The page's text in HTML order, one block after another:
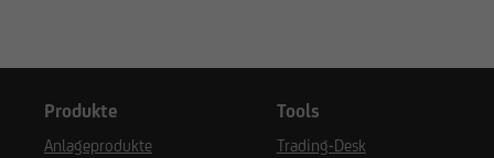
Produkte
Anlageprodukte
Tools
Trading-Desk